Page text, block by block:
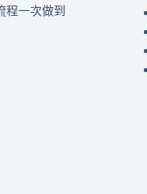
程一次做到